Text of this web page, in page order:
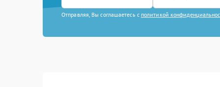
Отправляя, Вы соглашаетесь с политикой